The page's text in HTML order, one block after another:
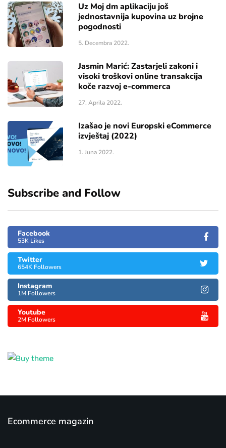
Uz Moj dm aplikaciju još
jednostavnija kupovina uz brojne
pogodnosti
5. Decembra 2022.
Jasmin Marić: Zastarjeli zakoni i
visoki troškovi online transakcija
koče razvoj e-commerca
27. Aprila 2022.
Izašao je novi Europski eCommerce
izvještaj (2022)
1. Juna 2022.
Subscribe and Follow
Facebook
53K Likes
Twitter
654K Followers
Instagram
1M Followers
Youtube
2M Followers
Ecommerce magazin